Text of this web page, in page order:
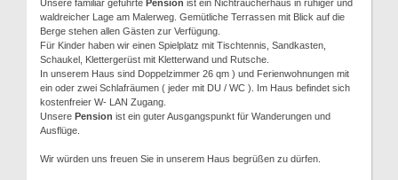
Unsere familiär geführte Pension ist ein Nichtraucherhaus in ruhiger und
waldreicher Lage am Malerweg. Gemütliche Terrassen mit Blick auf die
Berge stehen allen Gästen zur Verfügung.
Für Kinder haben wir einen Spielplatz mit Tischtennis, Sandkasten,
Schaukel, Klettergerüst mit Kletterwand und Rutsche.
In unserem Haus sind Doppelzimmer 26 qm ) und Ferienwohnungen mit
ein oder zwei Schlafräumen ( jeder mit DU / WC ). Im Haus befindet sich
kostenfreier W- LAN Zugang.
Unsere Pension ist ein guter Ausgangspunkt für Wanderungen und
Ausflüge.
Wir würden uns freuen Sie in unserem Haus begrüßen zu dürfen.